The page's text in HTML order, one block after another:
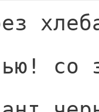
со